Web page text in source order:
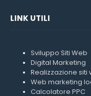
LINK UTILI
Sviluppo Siti Web
Digital Marketing
Realizzazione
Web marketing
Calcolatore PPC